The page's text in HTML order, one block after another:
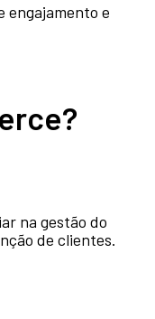
engajamento e
na gestão do
de clientes.